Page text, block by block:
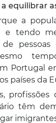
equilibrar
a
e tendo
pessoas
Portugal
países da
têm